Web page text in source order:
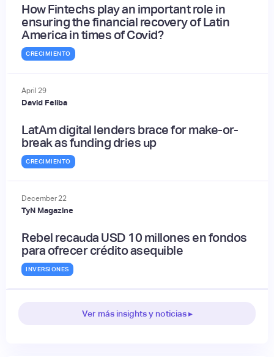
How Fintechs play an important role in
ensuring the financial recovery of Latin
America in times of Covid?
CRECIMIENTO
April 29
David Feliba
LatAm digital lenders brace for make-or-
break as funding dries up
CRECIMIENTO
December22
TyN Magazine
Rebel recauda USD 10 millones en fondos
para ofrecer crédito asequible
INVERSIONES
Ver más insights y noticias ▸